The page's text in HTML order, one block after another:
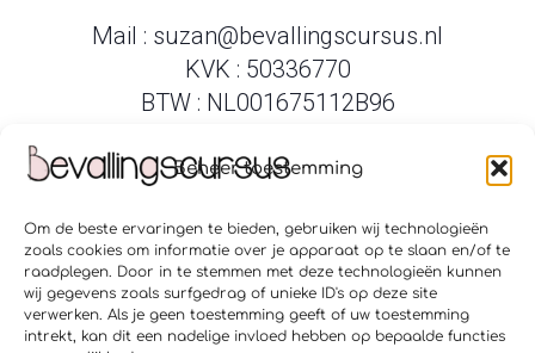
Beheer toestemming
Om de beste ervaringen te bieden, gebruiken wij technologieën
zoals cookies om informatie over je apparaat op te slaan en/of te
raadplegen. Door in te stemmen met deze technologieën kunnen
wij gegevens zoals surfgedrag of unieke ID's op deze site
verwerken. Als je geen toestemming geeft of uw toestemming
intrekt, kan dit een nadelige invloed hebben op bepaalde functies
Mail : suzan@bevallingscursus.nl
KVK : 50336770
BTW : NL001675112B96
Verloskundigenpraktijk Amsterdam Zuid
Verloskundigen Amstelveen Ouderkerk
Geboortecentrum Puur Hoofddorp
Geboortecentrum Puur Hillegom
Verloskundigenpraktijk De Ronde Venen